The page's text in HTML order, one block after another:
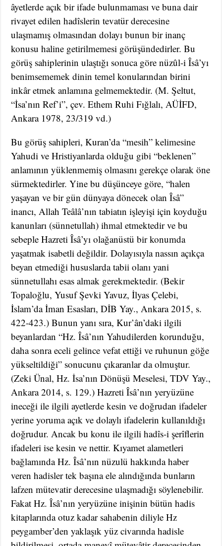
âyetlerde açık bir ifade bulunmaması ve buna dair
rivayet edilen hadîslerin tevatür derecesine
ulaşmamış olmasından dolayı bunun bir inanç
konusu haline getirilmemesi görüşündedirler. Bu
görüş sahiplerinin ulaştığı sonuca göre nüzûl-i Îsâ’yı
benimsememek dinin temel konularından birini
inkâr etmek anlamına gelmemektedir. (M. Şeltut,
“İsa’nın Ref’i”, çev. Ethem Ruhi Fığlalı, AÜİFD,
Ankara 1978, 23/319 vd.)
Bu görüş sahipleri, Kuran’da “mesih” kelimesine
Yahudi ve Hristiyanlarda olduğu gibi “beklenen”
anlamının yüklenmemiş olmasını gerekçe olarak öne
sürmektedirler. Yine bu düşünceye göre, “halen
yaşayan ve bir gün dünyaya dönecek olan Îsâ”
inancı, Allah Teâlâ’nın tabiatın işleyişi için koyduğu
kanunları (sünnetullah) ihmal etmektedir ve bu
sebeple Hazreti Îsâ’yı olağanüstü bir konumda
yaşatmak isabetli değildir. Dolayısıyla nassın açıkça
beyan etmediği hususlarda tabii olanı yani
sünnetullahı esas almak gerekmektedir. (Bekir
Topaloğlu, Yusuf Şevki Yavuz, İlyas Çelebi,
İslam’da İman Esasları, DİB Yay., Ankara 2015, s.
422-423.) Bunun yanı sıra, Kur’ân’daki ilgili
beyanlardan “Hz. Îsâ’nın Yahudilerden korunduğu,
daha sonra eceli gelince vefat ettiği ve ruhunun göğe
yükseltildiği” sonucunu çıkaranlar da olmuştur.
(Zeki Ünal, Hz. İsa’nın Dönüşü Meselesi, TDV Yay.,
Ankara 2014, s. 129.) Hazreti Îsâ’nın yeryüzüne
ineceği ile ilgili ayetlerde kesin ve doğrudan ifadeler
yerine yoruma açık ve dolaylı ifadelerin kullanıldığı
doğrudur. Ancak bu konu ile ilgili hadîs-i şerîflerin
ifadeleri ise kesin ve nettir. Kıyamet alametleri
bağlamında Hz. Îsâ’nın nüzulü hakkında haber
veren hadisler tek başına ele alındığında bunların
lafzen mütevatir derecesine ulaşmadığı söylenebilir.
Fakat Hz. Îsâ’nın yeryüzüne inişinin bütün hadis
kitaplarında otuz kadar sahabenin diliyle Hz
peygamber’den yaklaşık yüz civarında hadisle